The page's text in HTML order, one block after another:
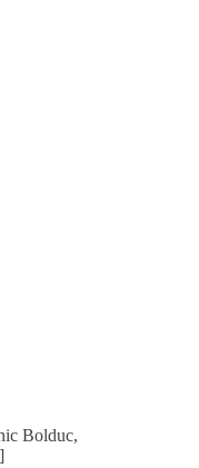
Bolduc,